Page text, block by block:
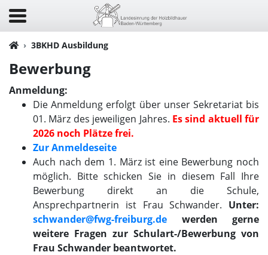
3BKHD Ausbildung
Bewerbung
Anmeldung:
Die Anmeldung erfolgt über unser Sekretariat bis
01. März des jeweiligen Jahres. Es sind aktuell für
2026 noch Plätze frei.
Zur Anmeldeseite
Auch nach dem 1. März ist eine Bewerbung noch
möglich. Bitte schicken Sie in diesem Fall Ihre
Bewerbung direkt an die Schule,
Ansprechpartnerin ist Frau Schwander. Unter:
schwander@fwg-freiburg.de werden gerne
weitere Fragen zur Schulart-/Bewerbung von
Frau Schwander beantwortet.